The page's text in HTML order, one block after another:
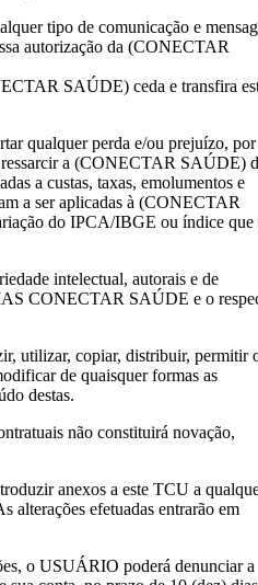
tipo de comunicação e
autorização da (CONECTAR
SAÚDE) ceda e transfira
qualquer perda e/ou prejuízo, por
a (CONECTAR SAÚDE)
a custas, taxas, emolumentos e
a ser aplicadas à (CONECTAR
do IPCA/IBGE ou índice que
intelectual, autorais e de
CONECTAR SAÚDE e o
utilizar, copiar, distribuir, permitir
de quaisquer formas as
destas.
não constituirá novação,
anexos a este TCU a
alterações efetuadas entrarão em
o USUÁRIO poderá denunciar a